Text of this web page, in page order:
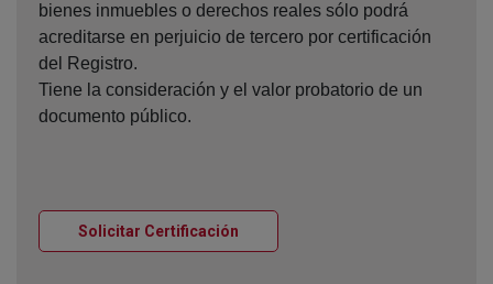
bienes inmuebles o derechos reales sólo podrá
acreditarse en perjuicio de tercero por certificación
del Registro.
Tiene la consideración y el valor probatorio de un
documento público.
Solicitar Certificación